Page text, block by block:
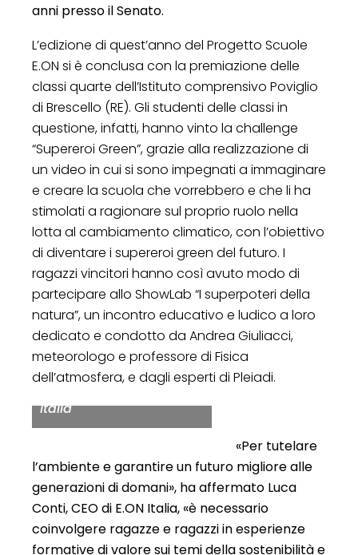
anni presso il Senato.
L’edizione di quest’anno del Progetto Scuole
E.ON si è conclusa con la premiazione delle
classi quarte dell’Istituto comprensivo Poviglio
di Brescello (RE). Gli studenti delle classi in
questione, infatti, hanno vinto la challenge
“Supereroi Green”, grazie alla realizzazione di
un video in cui si sono impegnati a immaginare
e creare la scuola che vorrebbero e che li ha
stimolati a ragionare sul proprio ruolo nella
lotta al cambiamento climatico, con l’obiettivo
di diventare i supereroi green del futuro. I
ragazzi vincitori hanno così avuto modo di
partecipare allo ShowLab “I superpoteri della
natura”, un incontro educativo e ludico a loro
dedicato e condotto da Andrea Giuliacci,
meteorologo e professore di Fisica
dell’atmosfera, e dagli esperti di Pleiadi.
Luca Conti, CEO di E.ON
Italia
«Per tutelare
l’ambiente e garantire un futuro migliore alle
generazioni di domani», ha affermato Luca
Conti, CEO di E.ON Italia, «è necessario
coinvolgere ragazze e ragazzi in esperienze
formative di valore sui temi della sostenibilità e